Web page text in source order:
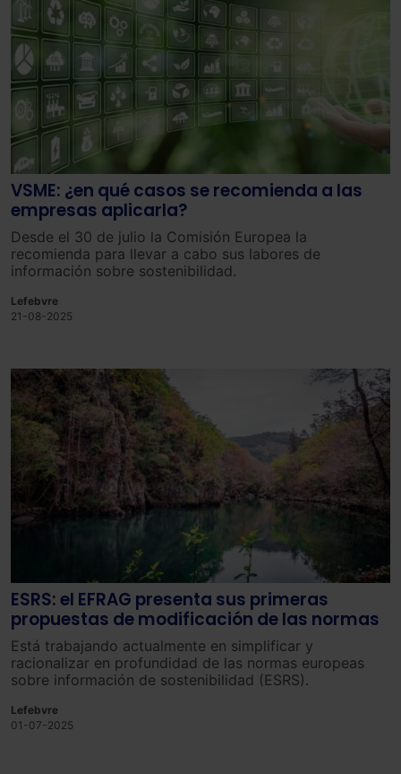
VSME: ¿en qué casos se recomienda a las
empresas aplicarla?
Desde el 30 de julio la Comisión Europea la
recomienda para llevar a cabo sus labores de
información sobre sostenibilidad.
Lefebvre
21-08-2025
ESRS: el EFRAG presenta sus primeras
propuestas de modificación de las normas
Está trabajando actualmente en simplificar y
racionalizar en profundidad de las normas europeas
sobre información de sostenibilidad (ESRS).
Lefebvre
01-07-2025